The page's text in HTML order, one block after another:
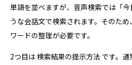
単語を並べますが、音声検索では「
うな会話文で検索されます。そのた
ワードの整理が必要です。
2つ目は 検索結果の提示方法 です。